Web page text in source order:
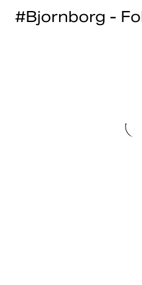
#Bjornborg -